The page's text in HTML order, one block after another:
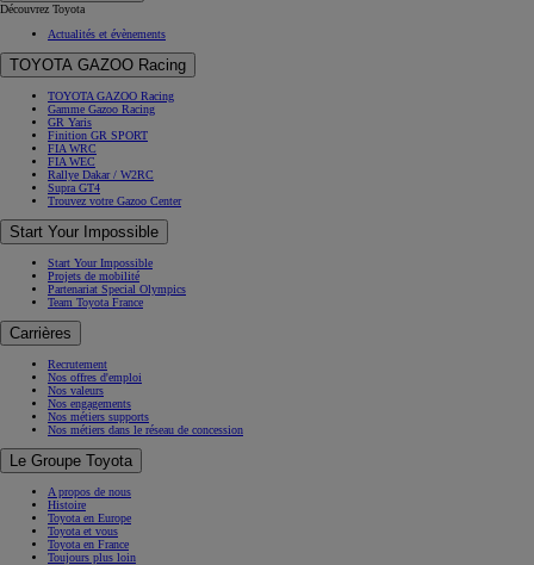
Découvrez Toyota
Actualités et évènements
TOYOTA GAZOO Racing
TOYOTA GAZOO Racing
Gamme Gazoo Racing
GR Yaris
Finition GR SPORT
FIA WRC
FIA WEC
Rallye Dakar / W2RC
Supra GT4
Trouvez votre Gazoo Center
Start Your Impossible
Start Your Impossible
Projets de mobilité
Partenariat Special Olympics
Team Toyota France
Carrières
Recrutement
Nos offres d'emploi
Nos valeurs
Nos engagements
Nos métiers supports
Nos métiers dans le réseau de concession
Le Groupe Toyota
A propos de nous
Histoire
Toyota en Europe
Toyota et vous
Toyota en France
Toujours plus loin